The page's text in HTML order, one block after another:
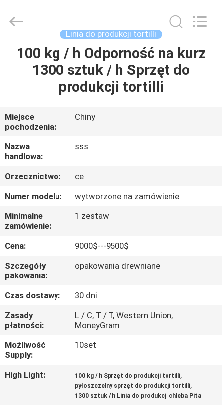
DO
DOMU
FILMY
O
NAS
WYCIECZKA
PO
FABRYCE
KONTROLA
JAKOŚCI
SKONTAKTUJ
SIĘ
Z
NAMI
Technology
Reserved.
Linia do produkcji tortilli
100 kg / h Odporność na kurz
1300 sztuk / h Sprzęt do
produkcji tortilli
Miejsce
pochodzenia:
Chiny
Nazwa
handlowa:
sss
Orzecznictwo:
ce
Numer modelu:
wytworzone na zamówienie
Minimalne
zamówienie:
1 zestaw
Cena:
9000$---9500$
Szczegóły
pakowania:
opakowania drewniane
Czas dostawy:
30 dni
Zasady
płatności:
L / C, T / T, Western Union,
MoneyGram
Możliwość
Supply:
10set
High Light: 100 kg / h Sprzęt do produkcji tortilli,
pyłoszczelny sprzęt do produkcji tortilli,
1300 sztuk / h Linia do produkcji chleba Pita